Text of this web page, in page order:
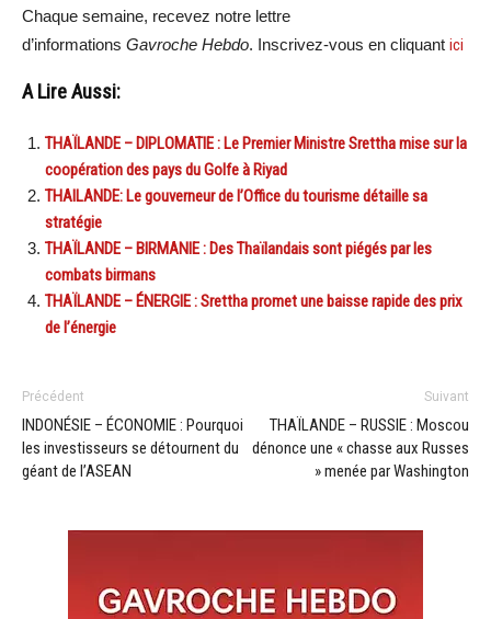
Chaque semaine, recevez notre lettre
d’informations Gavroche Hebdo. Inscrivez-vous en cliquant ici
A Lire Aussi:
THAÏLANDE – DIPLOMATIE : Le Premier Ministre Srettha mise sur la
coopération des pays du Golfe à Riyad
THAILANDE: Le gouverneur de l’Office du tourisme détaille sa
stratégie
THAÏLANDE – BIRMANIE : Des Thaïlandais sont piégés par les
combats birmans
THAÏLANDE – ÉNERGIE : Srettha promet une baisse rapide des prix
de l’énergie
Précédent
INDONÉSIE – ÉCONOMIE : Pourquoi
les investisseurs se détournent du
géant de l’ASEAN
Suivant
THAÏLANDE – RUSSIE : Moscou
dénonce une « chasse aux Russes
» menée par Washington